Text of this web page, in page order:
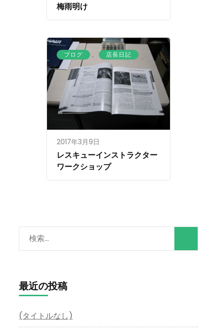
梅雨明け
ブログ 、 店長日記
2017年3月9日
レスキューインストラクター
ワークショップ
検
索:
最近の投稿
(タイトルなし)